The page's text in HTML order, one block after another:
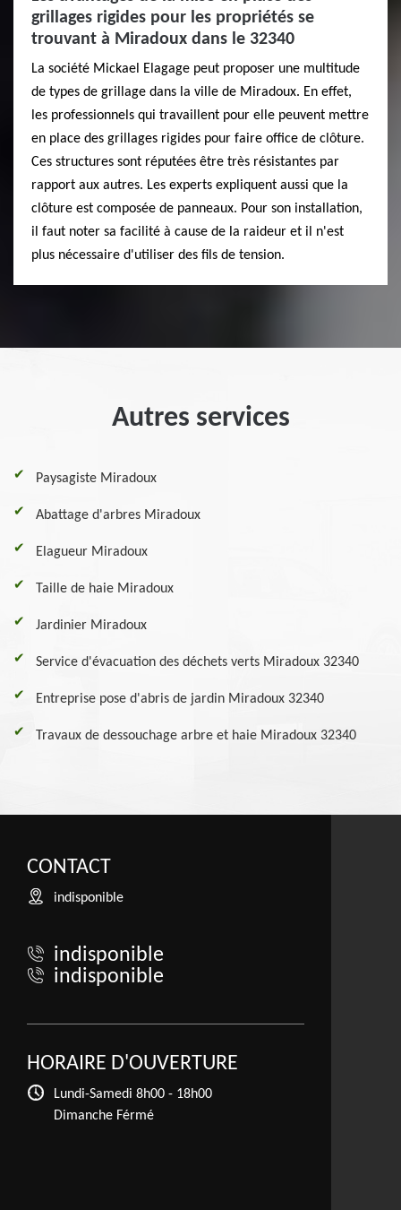
grillages rigides pour les propriétés se
trouvant à Miradoux dans le 32340
La société Mickael Elagage peut proposer une multitude
de types de grillage dans la ville de Miradoux. En effet,
les professionnels qui travaillent pour elle peuvent mettre
en place des grillages rigides pour faire office de clôture.
Ces structures sont réputées être très résistantes par
rapport aux autres. Les experts expliquent aussi que la
clôture est composée de panneaux. Pour son installation,
il faut noter sa facilité à cause de la raideur et il n'est
plus nécessaire d'utiliser des fils de tension.
Autres services
Paysagiste Miradoux
Abattage d'arbres Miradoux
Elagueur Miradoux
Taille de haie Miradoux
Jardinier Miradoux
Service d'évacuation des déchets verts Miradoux 32340
Entreprise pose d'abris de jardin Miradoux 32340
Travaux de dessouchage arbre et haie Miradoux 32340
CONTACT
indisponible
indisponible
indisponible
HORAIRE D'OUVERTURE
Lundi-Samedi 8h00 - 18h00
Dimanche Férmé